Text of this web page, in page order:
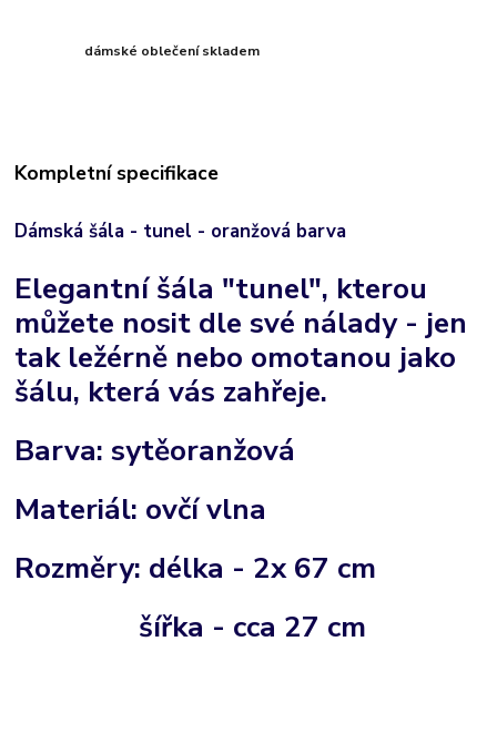
dámské oblečení skladem
Kompletní specifikace
Dámská šála - tunel - oranžová barva
Elegantní šála "tunel", kterou
můžete nosit dle své nálady - jen
tak ležérně nebo omotanou jako
šálu, která vás zahřeje.
Barva:sytěoranžová
Materiál: ovčí vlna
Rozměry: délka - 2x 67 cm
šířka - cca 27 cm